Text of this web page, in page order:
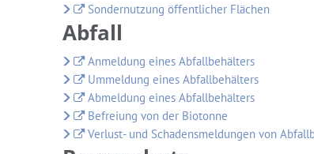
Sondernutzung öffentlicher Flächen
Abfall
Anmeldung eines Abfallbehälters
Ummeldung eines Abfallbehälters
Abmeldung eines Abfallbehälters
Befreiung von der Biotonne
Verlust- und Schadensmeldungen von